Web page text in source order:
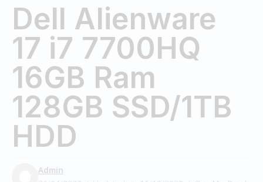
Dell Alienware
17 i7 7700HQ
16GB Ram
128GB SSD/1TB
HDD
Admin